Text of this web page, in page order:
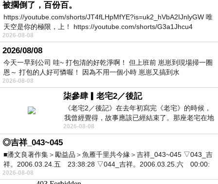
被擱倒了，百份百。
https://youtube.com/shorts/JT4fLHpMfYE?is=uk2_hVbA2IJnlyGW 唯
天空是你的極限，上！ https://youtube.com/shorts/G3a1Jhcu4
2026-08-08
2026/08/08
今天一早到公司 哇~ 打包清的好乾淨啊！ 但上班前 崽崽到現場掃一圈
恩～ 打包的人好可憐喔！ 因為不用一個小時 崽崽又搞到水
2026-08-08
柒參肆▎老宅2／後記
《老宅2／後記》在去年初寫完《老宅》的時候，
我曾經覺得，故事應該已經結束了。那座老宅在地
震中倒塌，七個人終於離開那片黑暗，
2026-08-08
◎吉祥_043~045
■潘文良著作集＞勵益品＞魚雁千里共今緣＞吉祥_043~045 ▽043_吉
祥。2006.03.24.五 23:38:28 ▽044_吉祥。2006.03.25.六 00:00:
2026-08-08